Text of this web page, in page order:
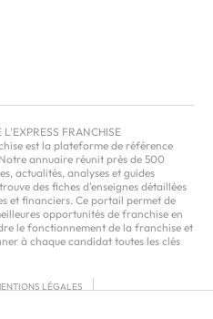
L'EXPRESS FRANCHISE
est la plateforme de référence
annuaire réunit près de 500
actualités, analyses et guides
des fiches d'enseignes détaillées
et financiers. Ce portail permet de
opportunités de franchise en
le fonctionnement de la franchise et
à chaque candidat toutes les clés
LÉGALES